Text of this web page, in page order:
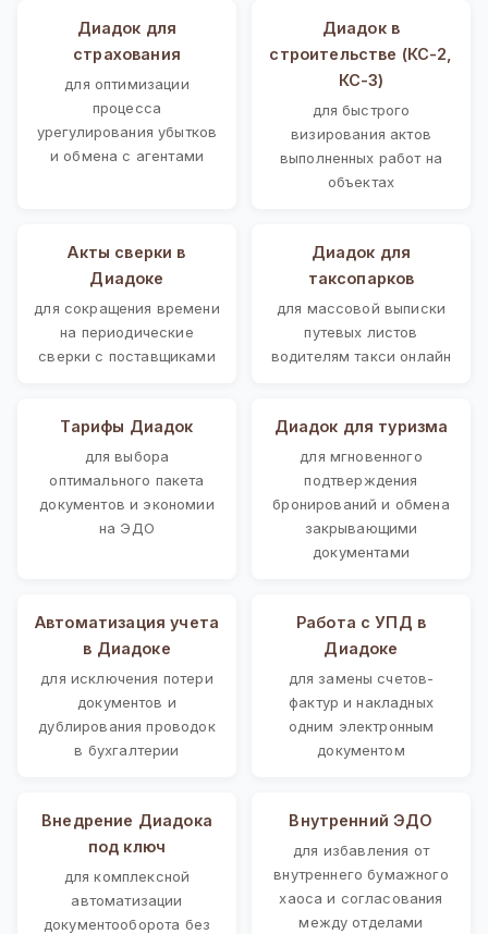
Диадок для
страхования
для оптимизации
процесса
урегулирования убытков
и обмена с агентами
Диадок в
строительстве (КС-2,
КС-3)
для быстрого
визирования актов
выполненных работ на
объектах
Акты сверки в
Диадоке
для сокращения времени
на периодические
сверки с поставщиками
Диадок для
таксопарков
для массовой выписки
путевых листов
водителям такси онлайн
Тарифы Диадок
для выбора
оптимального пакета
документов и экономии
на ЭДО
Диадок для туризма
для мгновенного
подтверждения
бронирований и обмена
закрывающими
документами
Автоматизация учета
в Диадоке
для исключения потери
документов и
дублирования проводок
в бухгалтерии
Работа с УПД в
Диадоке
для замены счетов-
фактур и накладных
одним электронным
документом
Внедрение Диадока
под ключ
для комплексной
автоматизации
документооборота без
Внутренний ЭДО
для избавления от
внутреннего бумажного
хаоса и согласования
между отделами